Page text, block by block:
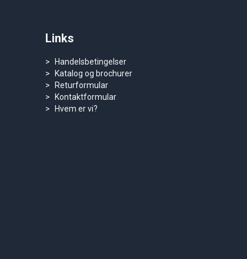
Links
Handelsbetingelser
Katalog og brochurer
Returformular
Kontaktformular
Hvem er vi?